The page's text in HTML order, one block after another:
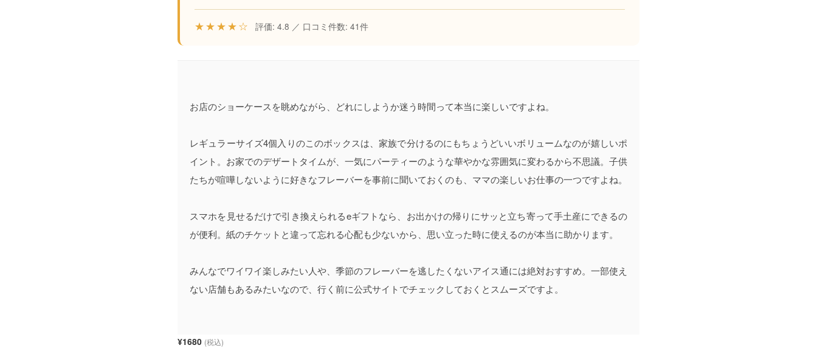
★★★★☆ 評価: 4.8 ／ 口コミ件数: 41件
お店のショーケースを眺めながら、どれにしようか迷う時間って本当に楽しいですよね。
レギュラーサイズ4個入りのこのボックスは、家族で分けるのにもちょうどいいボリュームなのが嬉しいポ
イント。お家でのデザートタイムが、一気にパーティーのような華やかな雰囲気に変わるから不思議。子供
たちが喧嘩しないように好きなフレーバーを事前に聞いておくのも、ママの楽しいお仕事の一つですよね。
スマホを見せるだけで引き換えられるeギフトなら、お出かけの帰りにサッと立ち寄って手土産にできるの
が便利。紙のチケットと違って忘れる心配も少ないから、思い立った時に使えるのが本当に助かります。
みんなでワイワイ楽しみたい人や、季節のフレーバーを逃したくないアイス通には絶対おすすめ。一部使え
ない店舗もあるみたいなので、行く前に公式サイトでチェックしておくとスムーズですよ。
¥1680 (税込)